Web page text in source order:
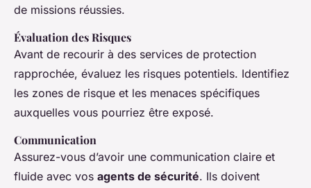
de missions réussies.
Évaluation des Risques
Avant de recourir à des services de protection
rapprochée, évaluez les risques potentiels. Identifiez
les zones de risque et les menaces spécifiques
auxquelles vous pourriez être exposé.
Communication
Assurez-vous d’avoir une communication claire et
fluide avec vos agents de sécurité. Ils doivent